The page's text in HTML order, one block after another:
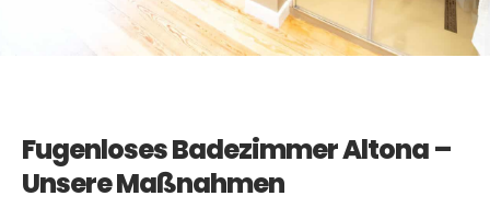
Fugenloses Badezimmer Altona –
Unsere Maßnahmen